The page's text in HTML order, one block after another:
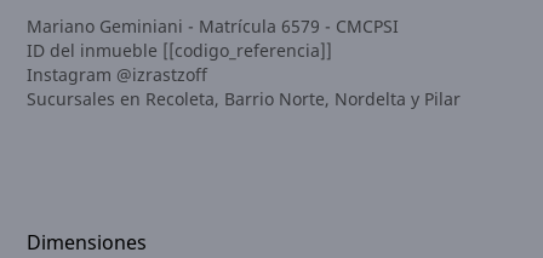
Mariano Geminiani - Matrícula 6579 - CMCPSI
ID del inmueble [[codigo_referencia]]
Instagram @izrastzoff
Sucursales en Recoleta, Barrio Norte, Nordelta y Pilar
Dimensiones